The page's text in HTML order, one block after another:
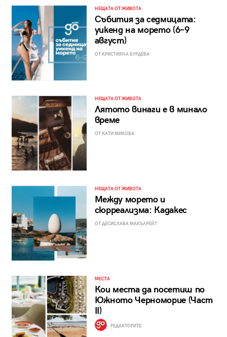
НЕЩАТА ОТ ЖИВОТА
Събития за седмицата:
уикенд на морето (6–9
август)
ОТ КРИСТИЯНА БУРДЕВА
НЕЩАТА ОТ ЖИВОТА
Лятото винаги е в минало
време
ОТ КАТИ МИКОВА
НЕЩАТА ОТ ЖИВОТА
Между морето и
сюрреализма: Кадакес
ОТ ДЕСИСЛАВА МАКЪЛРЕЙТ
МЕСТА
Кои места да посетиш по
Южното Черноморие (Част
II)
РЕДАКТОРИТЕ